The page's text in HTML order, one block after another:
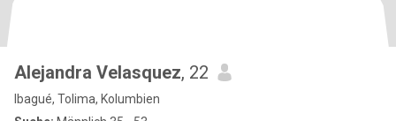
Alejandra Velasquez, 22
Ibagué, Tolima, Kolumbien